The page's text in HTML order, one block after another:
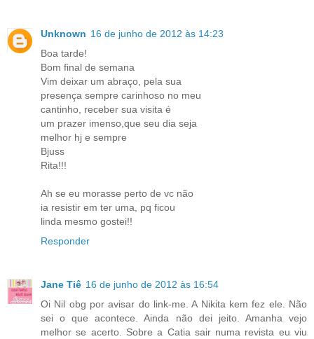
Unknown 16 de junho de 2012 às 14:23
Boa tarde!
Bom final de semana
Vim deixar um abraço, pela sua
presença sempre carinhoso no meu
cantinho, receber sua visita é
um prazer imenso,que seu dia seja
melhor hj e sempre
Bjuss
Rita!!!
Ah se eu morasse perto de vc não
ia resistir em ter uma, pq ficou
linda mesmo gostei!!
Responder
Jane Tiê 16 de junho de 2012 às 16:54
Oi Nil obg por avisar do link-me. A Nikita kem fez ele. Não
sei o que acontece. Ainda não dei jeito. Amanha vejo
melhor se acerto. Sobre a Catia sair numa revista eu viu